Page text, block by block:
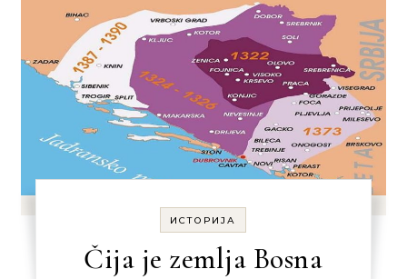
ИСТОРИЈА
Čija je zemlja Bosna